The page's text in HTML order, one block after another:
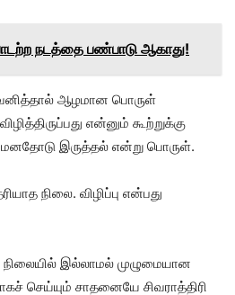
நடத்தை பண்பாடு ஆகாது!
ஆழமான பொருள்
என்னும் கூற்றுக்கு
மனதோடு இருத்தல் என்று பொருள்.
நிலை. விழிப்பு என்பது
இல்லாமல் முழுமையான
செய்யும் சாதனையே சிவராத்திரி